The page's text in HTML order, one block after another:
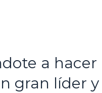
a hacer
gran líder